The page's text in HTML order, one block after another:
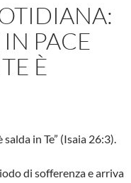
PACE
È
in Te” (Isaia 26:3).
di sofferenza e arriva